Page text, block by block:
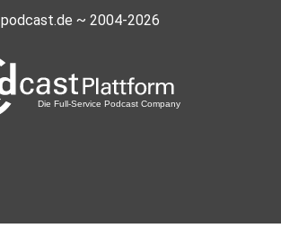
podcast.de ~ 2004-2026